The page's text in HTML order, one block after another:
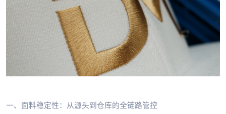
一、面料稳定性：从源头到仓库的全链路管控